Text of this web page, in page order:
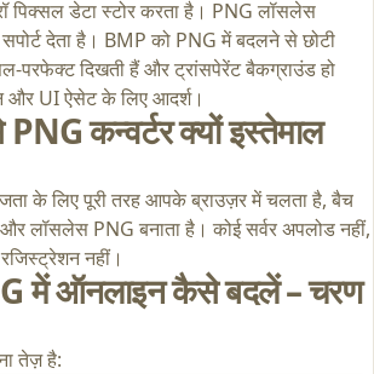
पिक्सल डेटा स्टोर करता है। PNG लॉसलेस
देता है। BMP को PNG में बदलने से छोटी
परफेक्ट दिखती हैं और ट्रांसपेरेंट बैकग्राउंड हो
और UI ऐसेट के लिए आदर्श।
कन्वर्टर क्यों इस्तेमाल
के लिए पूरी तरह आपके ब्राउज़र में चलता है, बैच
लॉसलेस PNG बनाता है। कोई सर्वर अपलोड नहीं,
रजिस्ट्रेशन नहीं।
में ऑनलाइन कैसे बदलें – चरण
तेज़ है: